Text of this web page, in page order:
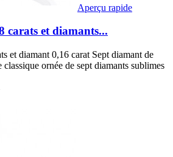
Aperçu rapide
carats et diamants...
et diamant 0,16 carat Sept diamant de
classique ornée de sept diamants sublimes